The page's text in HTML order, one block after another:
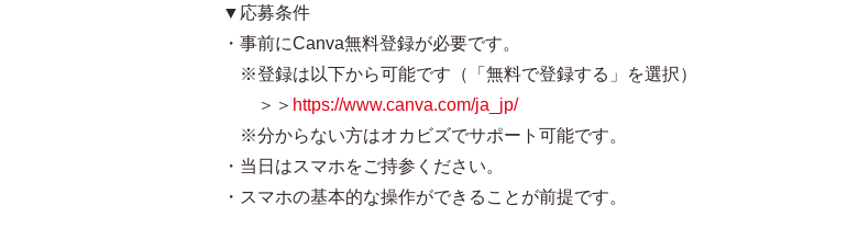
▼応募条件
・事前にCanva無料登録が必要です。
※登録は以下から可能です（「無料で登録する」を選択）
＞＞ https://www.canva.com/ja_jp/
※分からない方はオカビズでサポート可能です。
・当日はスマホをご持参ください。
・スマホの基本的な操作ができることが前提です。